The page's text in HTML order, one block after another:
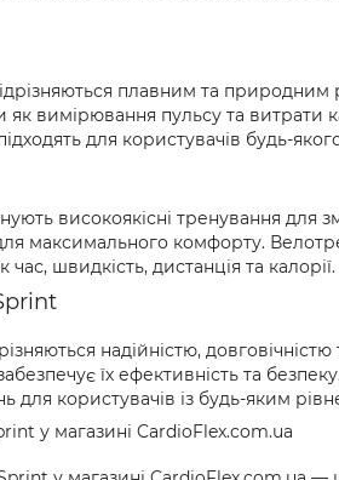
плавним та
вимірювання пульсу та витрати
для користувачів будь-
високоякісні тренування для
максимального комфорту.
швидкість, дистанція та калорії.
надійністю,
їх ефективність та
користувачів із будь-яким
у магазині CardioFlex.com.ua